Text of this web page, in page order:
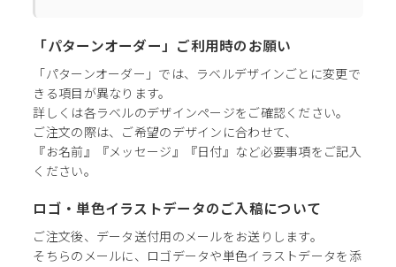
「パターンオーダー」ご利用時のお願い
「パターンオーダー」では、ラベルデザインごとに変更で
きる項目が異なります。
詳しくは各ラベルのデザインページをご確認ください。
ご注文の際は、ご希望のデザインに合わせて、
『お名前』『メッセージ』『日付』など必要事項をご記入
ください。
ロゴ・単色イラストデータのご入稿について
ご注文後、データ送付用のメールをお送りします。
そちらのメールに、ロゴデータや単色イラストデータを添